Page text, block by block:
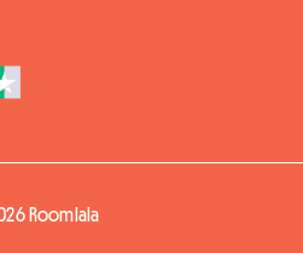
Roomlala